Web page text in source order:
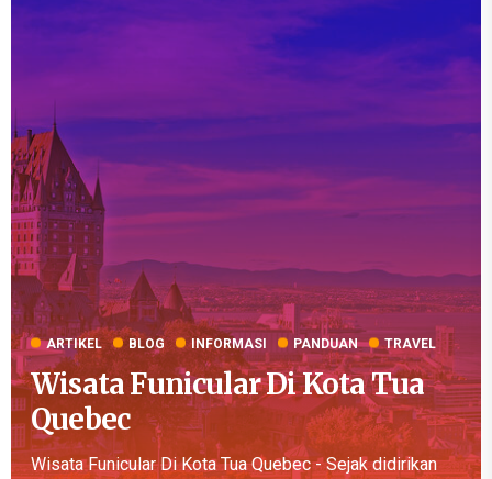
ARTIKEL BLOG INFORMASI PANDUAN TRAVEL
Wisata Funicular Di Kota Tua
Quebec
Wisata Funicular Di Kota Tua Quebec - Sejak didirikan